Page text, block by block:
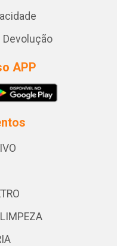
Devolução
APP
LIMPEZA